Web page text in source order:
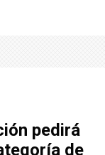
pedirá
de